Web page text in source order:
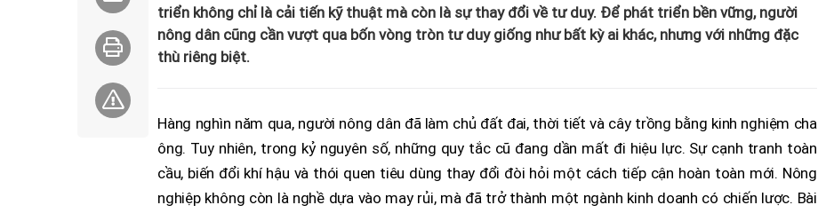
triển không chỉ là cải tiến kỹ thuật mà còn là sự thay đổi về tư duy. Để phát triển bền vững, người
nông dân cũng cần vượt qua bốn vòng tròn tư duy giống như bất kỳ ai khác, nhưng với những đặc
thù riêng biệt.
Hàng nghìn năm qua, người nông dân đã làm chủ đất đai, thời tiết và cây trồng bằng kinh nghiệm cha
ông. Tuy nhiên, trong kỷ nguyên số, những quy tắc cũ đang dần mất đi hiệu lực. Sự cạnh tranh toàn
cầu, biến đổi khí hậu và thói quen tiêu dùng thay đổi đòi hỏi một cách tiếp cận hoàn toàn mới. Nông
nghiệp không còn là nghề dựa vào may rủi, mà đã trở thành một ngành kinh doanh có chiến lược. Bài